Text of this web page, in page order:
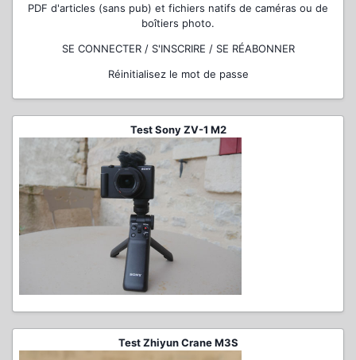
PDF d'articles (sans pub) et fichiers natifs de caméras ou de
boîtiers photo.
SE CONNECTER / S'INSCRIRE / SE RÉABONNER
Réinitialisez le mot de passe
Test Sony ZV-1 M2
Test Zhiyun Crane M3S